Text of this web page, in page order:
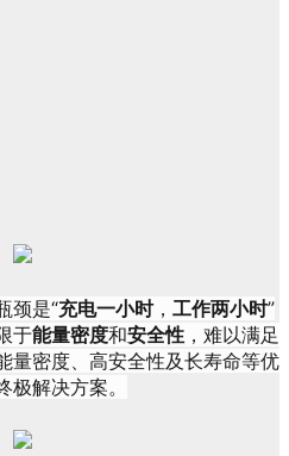
颈是“充电一小时， 工作两小时”
于能量密度和安全性 ，难以满足
量密度、高安全性及长寿命等优
解决方案。